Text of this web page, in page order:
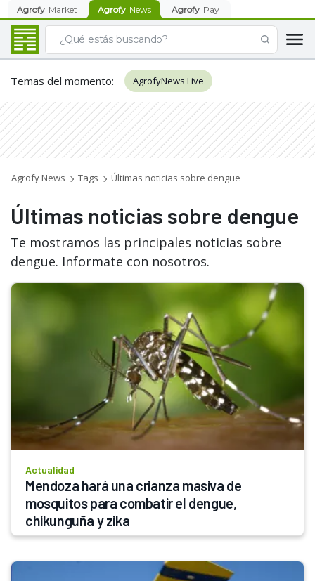
Agrofy Market Agrofy News Agrofy Pay
Temas del momento: AgrofyNews Live
Agrofy News Tags Últimas noticias sobre dengue
Últimas noticias sobre dengue
Te mostramos las principales noticias sobre
dengue. Informate con nosotros.
Actualidad
Mendoza hará una crianza masiva de
mosquitos para combatir el dengue,
chikunguña y zika